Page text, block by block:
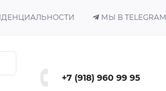
МЫ В TELEGRAM
+7 (918) 960 99 95